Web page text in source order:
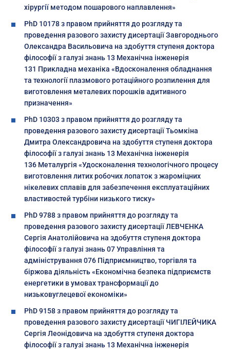
хірургії методом пошарового наплавлення»
PhD 10178 з правом прийняття до розгляду та
проведення разового захисту дисертації Завгороднього
Олександра Васильовича на здобуття ступеня доктора
філософії з галузі знань 13 Механічна інженерія
131 Прикладна механіка «Вдосконалення обладнання
та технології плазмового ротаційного розпилення для
виготовлення металевих порошків адитивного
призначення»
PhD 10303 з правом прийняття до розгляду та
проведення разового захисту дисертації Тьомкіна
Дмитра Олександровича на здобуття ступеня доктора
філософії з галузі знань 13 Механічна інженерія
136 Металургія «Удосконалення технологічного процесу
виготовлення литих робочих лопаток з жароміцних
нікелевих сплавів для забезпечення експлуатаційних
властивостей турбіни низького тиску»
PhD 9788 з правом прийняття до розгляду та
проведення разового захисту дисертації ЛЕВЧЕНКА
Сергія Анатолійовича на здобуття ступеня доктора
філософії з галузі знань 07 Управління та
адміністрування 076 Підприємництво, торгівля та
біржова діяльність «Економічна безпека підприємств
енергетики в умовах трансформації до
низьковуглецевої економіки»
PhD 9158 з правом прийняття до розгляду та
проведення разового захисту дисертації ЧИГІЛЕЙЧИКА
Сергія Леонідовича на здобуття ступеня доктора
філософії з галузі знань 13 Механічна інженерія